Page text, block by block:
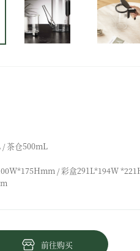
/ 茶仓500mL
/ 彩盒291L*194W
前往购买